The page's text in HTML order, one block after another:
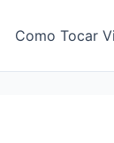
Como Tocar